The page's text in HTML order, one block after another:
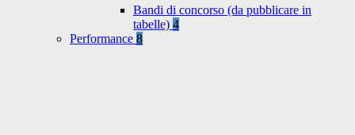
Bandi di concorso (da pubblicare in
tabelle) 4
Performance 8